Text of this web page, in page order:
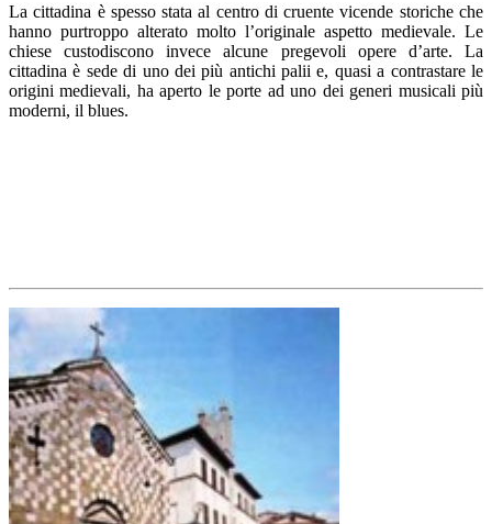
La cittadina è spesso stata al centro di cruente vicende storiche che
hanno purtroppo alterato molto l’originale aspetto medievale. Le
chiese custodiscono invece alcune pregevoli opere d’arte. La
cittadina è sede di uno dei più antichi palii e, quasi a contrastare le
origini medievali, ha aperto le porte ad uno dei generi musicali più
moderni, il blues.